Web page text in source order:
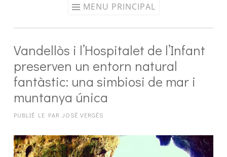
MENU PRINCIPAL
Vandellòs i l’Hospitalet de l’Infant
preserven un entorn natural
fantàstic: una simbiosi de mar i
muntanya única
PUBLIÉ LE PAR JOSÉ VERGÉS